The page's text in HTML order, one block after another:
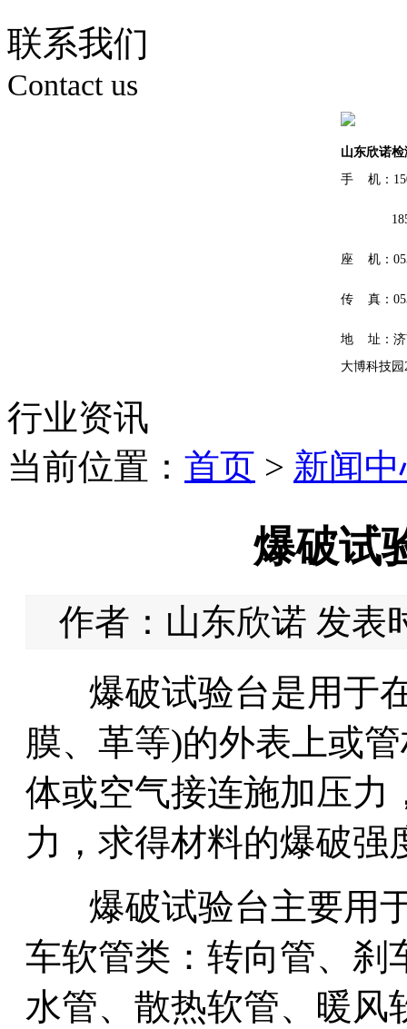
联系我们
Contact us
山东欣诺
手 机：
座 机：
传 真：
地 址：济
大博科技园
行业资讯
当前位置： 首页 > 新闻
爆破试
作者：山东欣诺 发表
爆破试验台是用于
膜、革等)的外表上或
体或空气接连施加压力
力，求得材料的爆破强
爆破试验台主要用
车软管类：转向管、刹
水管、散热软管、暖风